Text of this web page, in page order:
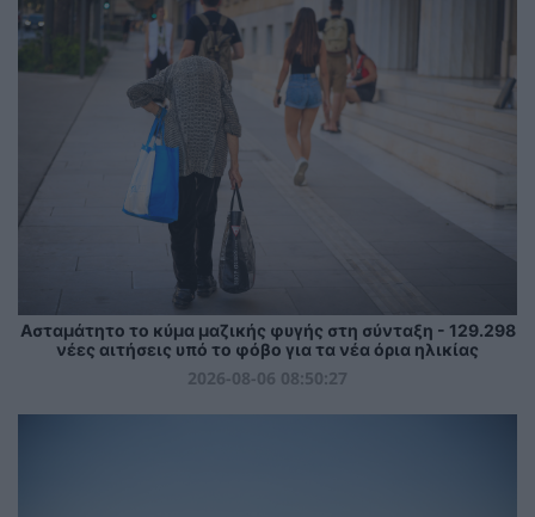
Ασταμάτητο το κύμα μαζικής φυγής στη σύνταξη - 129.298
νέες αιτήσεις υπό το φόβο για τα νέα όρια ηλικίας
2026-08-06 08:50:27